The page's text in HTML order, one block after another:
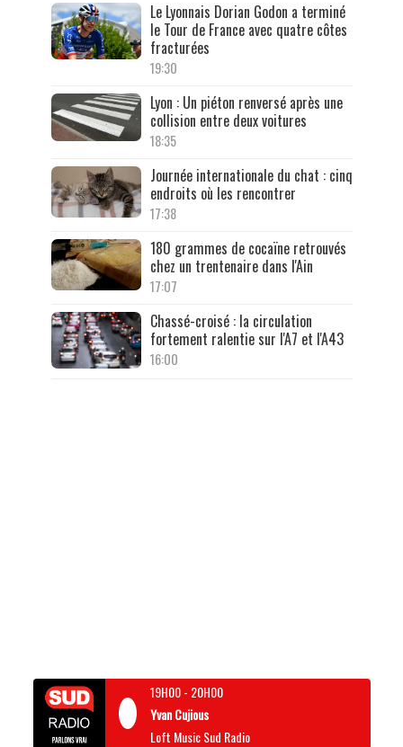
Le Lyonnais Dorian Godon a terminé
le Tour de France avec quatre côtes
fracturées
19:30
Lyon : Un piéton renversé après une
collision entre deux voitures
18:35
Journée internationale du chat : cinq
endroits où les rencontrer
17:38
180 grammes de cocaïne retrouvés
chez un trentenaire dans l'Ain
17:07
Chassé-croisé : la circulation
fortement ralentie sur l'A7 et l'A43
16:00
19H00- 20H00
Yvan Cujious
Loft Music Sud Radio